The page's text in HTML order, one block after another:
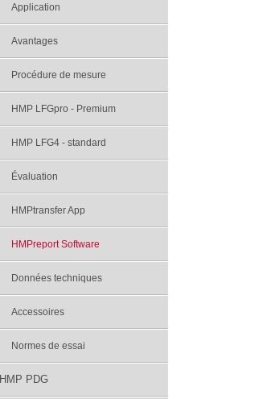
Application
Avantages
Procédure de mesure
HMP LFGpro - Premium
HMP LFG4 - standard
Évaluation
HMPtransfer App
HMPreport Software
Données techniques
Accessoires
Normes de essai
HMP PDG